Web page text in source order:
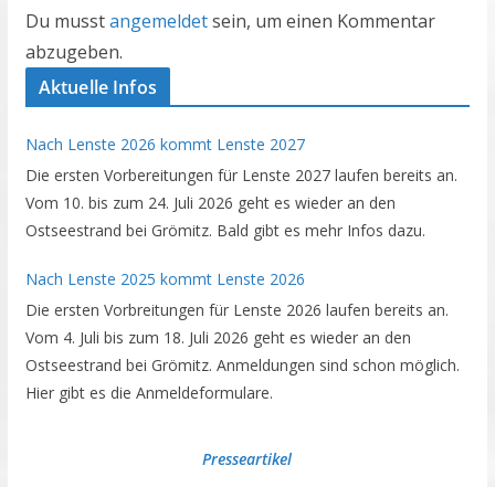
Du musstangemeldetsein, um einen Kommentar
abzugeben.
Aktuelle Infos
Nach Lenste 2026 kommt Lenste 2027
Die ersten Vorbereitungen für Lenste 2027 laufen bereits an.
Vom 10. bis zum 24. Juli 2026 geht es wieder an den
Ostseestrand bei Grömitz. Bald gibt es mehr Infos dazu.
Nach Lenste 2025 kommt Lenste 2026
Die ersten Vorbreitungen für Lenste 2026 laufen bereits an.
Vom 4. Juli bis zum 18. Juli 2026 geht es wieder an den
Ostseestrand bei Grömitz. Anmeldungen sind schon möglich.
Hier gibt es die Anmeldeformulare.
Presseartikel